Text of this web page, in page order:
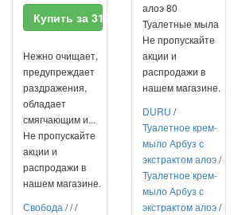
Купить за 319 RUR
Нежно очищает,
предупреждает
раздражения,
обладает
смягчающим и...
Не пропускайте
акции и
распродажи в
нашем магазине.
Свобода ///
алоэ 80
Туалетные мыла
Не пропускайте
акции и
распродажи в
нашем магазине.
DURU /
Туалетное крем-
мыло Арбуз с
экстрактом алоэ/
Туалетное крем-
мыло Арбуз с
экстрактом алоэ/